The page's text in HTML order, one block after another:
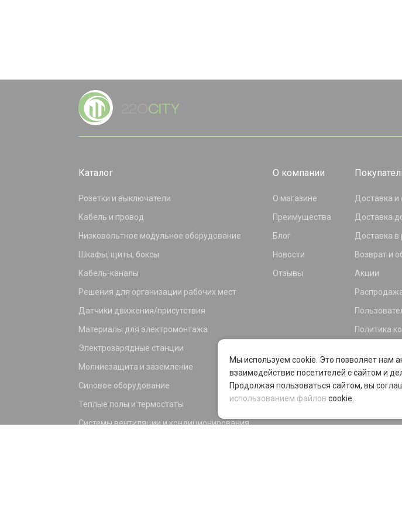
Каталог
Розетки и выключатели
Кабель и провод
Низковольтное модульное оборудование
Шкафы, щиты, боксы
Кабель-каналы
Решения для организации рабочих мест
Датчики движения/присутствия
Материалы для электромонтажа
Электрозарядные станции
Молниезащита и заземление
Силовое оборудование
Теплые полы и термостаты
Системы вентиляции и кондиционирования
О компании
О магазине
Преимущества
Блог
Новости
Отзывы
Доставка и
Доставка
Доставка в
Возврат и
Акции
Политика
Программа
Мы используем cookie. Это позволяет нам
взаимодействие посетителей с сайтом и
Продолжая пользоваться сайтом, вы
использованием файлов cookie.